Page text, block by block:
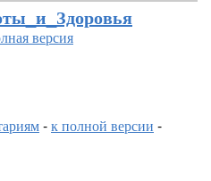
версия
-к полной версии -